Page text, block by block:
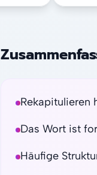
Rekapitulieren
Das Wort ist
Häufige